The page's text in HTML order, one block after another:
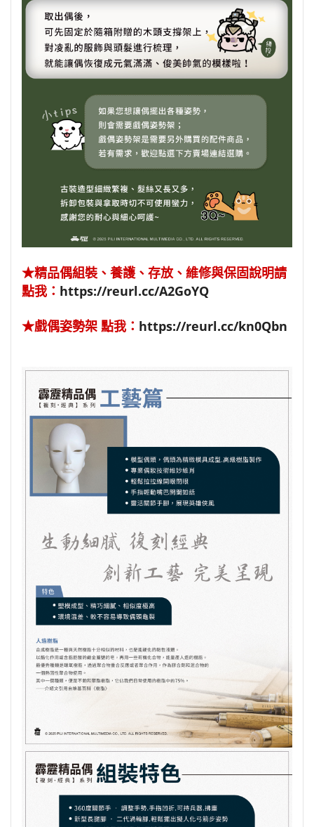
★精品偶組裝、養護、存放、維修與保固說明請
點我： https://reurl.cc/A2GoYQ
★戲偶姿勢架 點我： https://reurl.cc/kn0Qbn